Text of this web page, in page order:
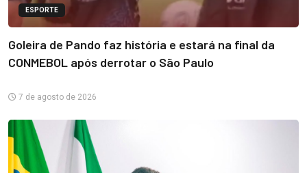
ESPORTE
Goleira de Pando faz história e estará na final da
CONMEBOL após derrotar o São Paulo
7 de agosto de 2026